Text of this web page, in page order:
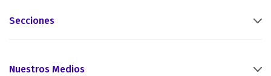
Secciones
Nuestros Medios